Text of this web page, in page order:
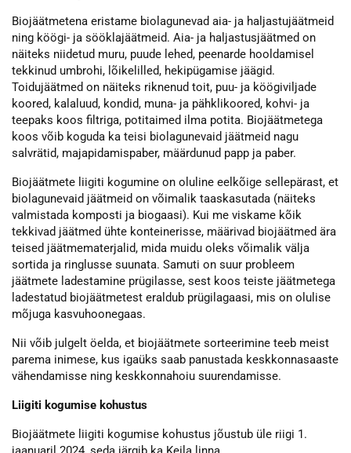
Biojäätmetena eristame biolagunevad aia- ja haljastujäätmeid
ning köögi- ja sööklajäätmeid. Aia- ja haljastusjäätmed on
näiteks niidetud muru, puude lehed, peenarde hooldamisel
tekkinud umbrohi, lõikelilled, hekipügamise jäägid.
Toidujäätmed on näiteks riknenud toit, puu- ja köögiviljade
koored, kalaluud, kondid, muna- ja pähklikoored, kohvi- ja
teepaks koos filtriga, potitaimed ilma potita. Biojäätmetega
koos võib koguda ka teisi biolagunevaid jäätmeid nagu
salvrätid, majapidamispaber, määrdunud papp ja paber.
Biojäätmete liigiti kogumine on oluline eelkõige sellepärast, et
biolagunevaid jäätmeid on võimalik taaskasutada (näiteks
valmistada komposti ja biogaasi). Kui me viskame kõik
tekkivad jäätmed ühte konteinerisse, määrivad biojäätmed ära
teised jäätmematerjalid, mida muidu oleks võimalik välja
sortida ja ringlusse suunata. Samuti on suur probleem
jäätmete ladestamine prügilasse, sest koos teiste jäätmetega
ladestatud biojäätmetest eraldub prügilagaasi, mis on olulise
mõjuga kasvuhoonegaas.
Nii võib julgelt öelda, et biojäätmete sorteerimine teeb meist
parema inimese, kus igaüks saab panustada keskkonnasaaste
vähendamisse ning keskkonnahoiu suurendamisse.
Liigiti kogumise kohustus
Biojäätmete liigiti kogumise kohustus jõustub üle riigi 1.